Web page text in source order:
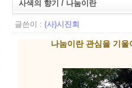
사색의 향기 / 나눔이란
글쓴이 : (사)시진회
나눔이란 관심을 기울이